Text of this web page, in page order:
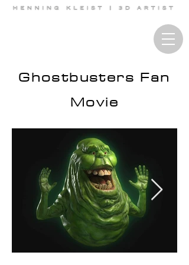
Ghostbusters Fan
Movie